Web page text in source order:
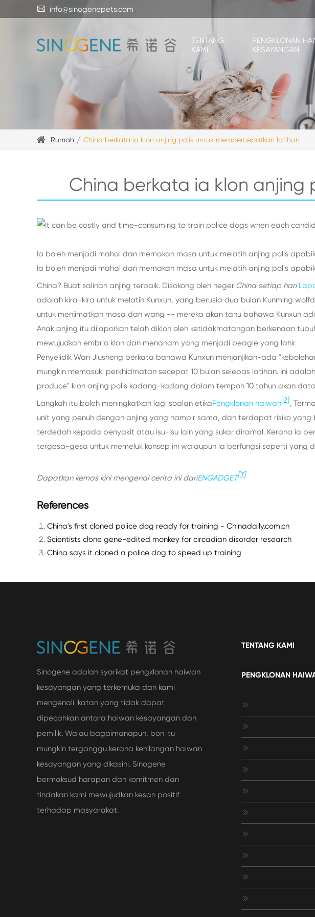
 info@sinogenepets.com
TENTANG
KAMI
PENGKLONAN
KESAYANGAN
Rumah China berkata ia klon anjing polis untuk mempercepatkan latihan
China berkata ia klon
Ia boleh menjadi mahal dan memakan masa untuk melatih anjing polis
Ia boleh menjadi mahal dan memakan masa untuk melatih anjing polis
China? Buat salinan anjing terbaik. Disokong oleh negeriChina setiap hari
adalah kira-kira untuk melatih Kunxun, yang berusia dua bulan Kunming
untuk menjimatkan masa dan wang -- mereka akan tahu bahawa Kunxun
Anak anjing itu dilaporkan telah diklon oleh ketidakmatangan berkenaan
mewujudkan embrio klon dan menanam yang menjadi beagle yang lahir.
Penyelidik Wan Jiusheng berkata bahawa Kunxun menjanjikan-ada
mungkin memasuki perkhidmatan secepat 10 bulan selepas latihan. Ini
produce" klon anjing polis kadang-kadang dalam tempoh 10 tahun akan
Langkah itu boleh meningkatkan lagi soalan etikaPengklonan haiwan[2],
unit yang penuh dengan anjing yang hampir sama, dan terdapat risiko
terdedah kepada penyakit atau isu-isu lain yang sukar diramal. Kerana ia
tergesa-gesa untuk memeluk konsep ini walaupun ia berfungsi seperti yang
Dapatkan kemas kini mengenai cerita ini dariENGADGET[3]
References
China's first cloned police dog ready for training - Chinadaily.com.cn
Scientists clone gene-edited monkey for circadian disorder research
China says it cloned a police dog to speed up training
Sinogene adalah syarikat pengklonan haiwan
kesayangan yang terkemuka dan kami
mengenali ikatan yang tidak dapat
dipecahkan antara haiwan kesayangan dan
pemilik. Walau bagaimanapun, bon itu
mungkin terganggu kerana kehilangan haiwan
kesayangan yang dikasihi. Sinogene
bermaksud harapan dan komitmen dan
tindakan kami mewujudkan kesan positif
terhadap masyarakat.
TENTANG KAMI
PENGKLONAN









